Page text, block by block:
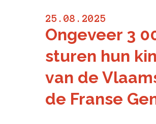
25.08.2025
Ongeveer 3
sturen hun
van de
de Franse